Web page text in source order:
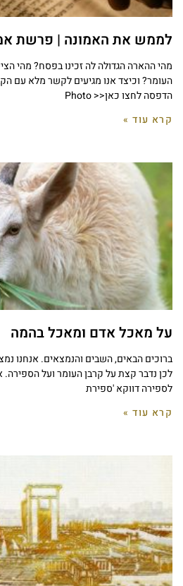
לממש את האמונה | פרשת
מהי ההארה הגדולה לה זכינו בפסח? מהי
העומר? וכיצד אנו מגיעים לקשר מלא עם
הדפסה לחצו כאן<< Photo
קרא עוד »
על מאכל אדם ומאכל בהמה
ברוכים הבאים, השבים והנמצאים. אנחנו
לכן נדבר קצת על קרבן העומר ועל
לספירה דווקא 'ספירת
קרא עוד »